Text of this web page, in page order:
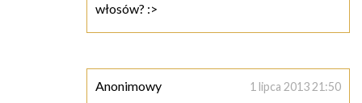
włosów? :>
Anonimowy 1 lipca 2013 21:50